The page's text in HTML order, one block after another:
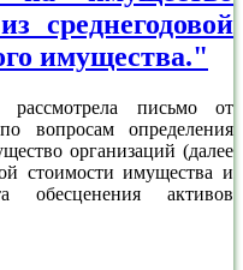
среднегодовой
имущества."
рассмотрела письмо от
вопросам определения
организаций (далее
стоимости имущества и
обесценения активов